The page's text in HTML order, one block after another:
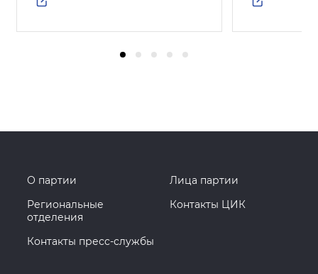
О партии
Лица партии
Региональные
отделения
Контакты ЦИК
Контакты пресс-службы